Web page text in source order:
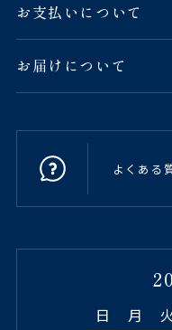
お支払いについて
お届けについて
よくある
日 月 火